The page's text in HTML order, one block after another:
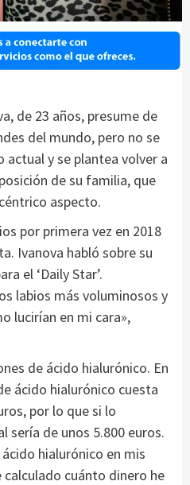
de 23 años, presume de
del mundo, pero no se
y se plantea volver a
de su familia, que
aspecto.
por primera vez en 2018
Ivanova habló sobre su
el ‘Daily Star’.
labios más voluminosos y
lucirían en mi cara»,
de ácido hialurónico. En
ácido hialurónico cuesta
por lo que si lo
sería de unos 5.800 euros.
hialurónico en mis
cuánto dinero he